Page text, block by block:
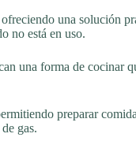
una solución
no está en uso.
una forma de cocinar
preparar
gas.